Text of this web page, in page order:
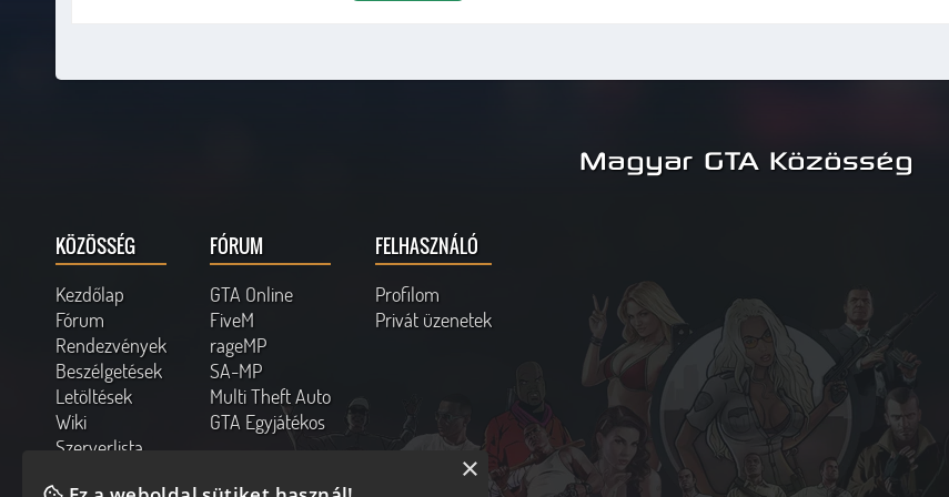
public OnVehicleSpawn(vehicleid) {
RemoveNeonFromVeh(vehicleid);
return 1;
public OnVehicleDeath(vehicleid, killerid) {
stock RemoveNeonFromVeh(vehicleid) {
for(new x; x < sizeof(Neons); x++) {
format(string, 32, "Neon%i", x);
if(GetGVarType(string, vehicleid) == GLOBAL_VARTYPE_NONE) continue;
DestroyDynamicObject(GetGVarInt(string, vehicleid));
DeleteGVar(string, vehicleid);
Magyar GTA Közösség
KÖZÖSSÉG
Kezdőlap
Fórum
Rendezvények
Beszélgetések
Letöltések
Wiki
Szerverlista
FÓRUM
GTA Online
FiveM
rageMP
SA-MP
Multi Theft Auto
GTA Egyjátékos
FELHASZNÁLÓ
Profilom
Privát üzenetek
×